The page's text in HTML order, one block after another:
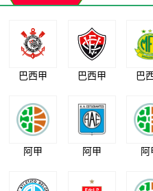
巴西甲 巴西甲 巴
阿甲 阿甲 阿